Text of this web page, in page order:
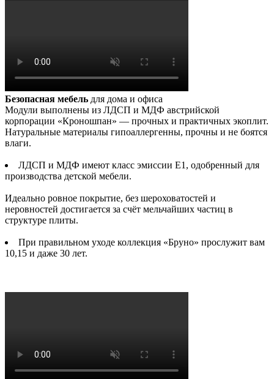
Безопасная мебель для дома и офиса
Модули выполнены из ЛДСП и МДФ австрийской
корпорации «Кроношпан» — прочных и практичных экоплит.
Натуральные материалы гипоаллергенны, прочны и не боятся
влаги.
ЛДСП и МДФ имеют класс эмиссии Е1, одобренный для
производства детской мебели.
Идеально ровное покрытие, без шероховатостей и
неровностей достигается за счёт мельчайших частиц в
структуре плиты.
При правильном уходе коллекция «Бруно» прослужит вам
10,15 и даже 30 лет.